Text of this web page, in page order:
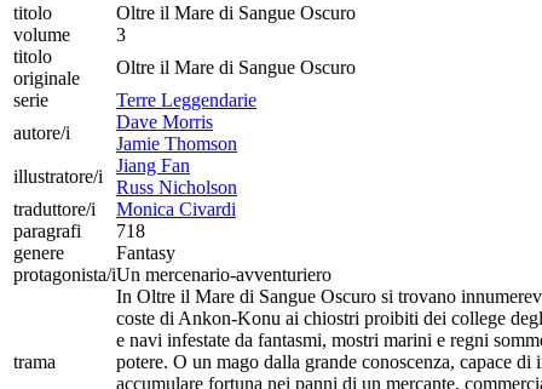
titolo
Oltre il Mare di Sangue Oscuro
volume
3
titolo
originale
Oltre il Mare di Sangue Oscuro
serie
Terre Leggendarie
autore/i
Dave Morris
Jamie Thomson
illustratore/i
Jiang Fan
Russ Nicholson
traduttore/i
Monica Civardi
paragrafi
718
genere
Fantasy
protagonista/iUn mercenario-avventuriero
trama
In Oltre il Mare di Sangue Oscuro si trovano
coste di Ankon-Konu ai chiostri proibiti dei college
e navi infestate da fantasmi, mostri marini e regni
potere. O un mago dalla grande conoscenza, capace
accumulare fortuna nei panni di un mercante,